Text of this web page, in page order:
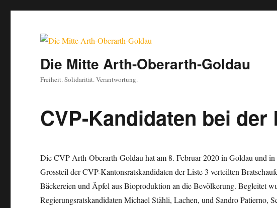
Die Mitte Arth-Oberarth-Goldau
Freiheit. Solidarität. Verantwortung.
CVP-Kandidaten bei der
Die CVP Arth-Oberarth-Goldau hat am 8. Februar 2020 in Goldau und
Grossteil der CVP-Kantonsratskandidaten der Liste 3 verteilten
Bäckereien und Äpfel aus Bioproduktion an die Bevölkerung. Begleitet
Regierungsratskandidaten Michael Stähli, Lachen, und Sandro Patierno,